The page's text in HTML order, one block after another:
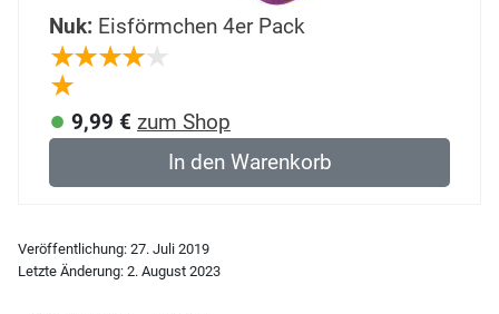
Nuk: Eisförmchen 4er Pack
9,99 € zum Shop
In den Warenkorb
Veröffentlichung: 27. Juli 2019
Letzte Änderung: 2. August 2023